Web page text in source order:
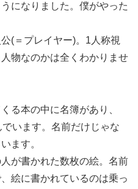
になりました。僕がやった
(＝プレイヤー)。1人称視
物なのかは全くわかりませ
る本の中に名簿があり、
います。名前だけじゃな
ます。
が書かれた数枚の絵。名前
絵に書かれているのは乗っ